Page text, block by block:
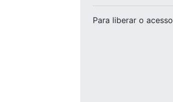
Para liberar o acesso